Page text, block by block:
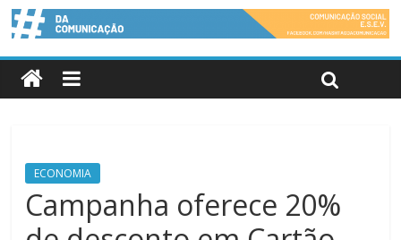
ECONOMIA
Campanha oferece 20%